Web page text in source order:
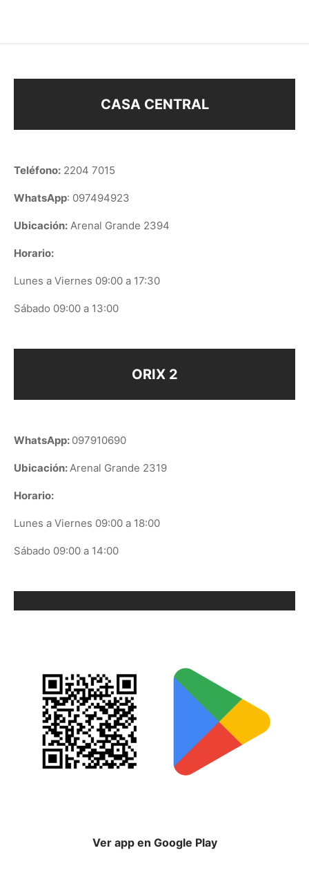
CASA CENTRAL
Teléfono: 2204 7015
WhatsApp: 097494923
Ubicación: Arenal Grande 2394
Horario:
Lunes a Viernes 09:00 a 17:30
Sábado 09:00 a 13:00
ORIX 2
WhatsApp: 097910690
Ubicación:Arenal Grande 2319
Horario:
Lunes a Viernes 09:00 a 18:00
Sábado 09:00 a 14:00
Ver app en Google Play